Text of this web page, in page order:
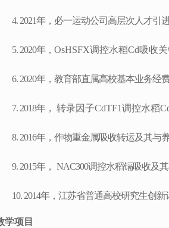
4. 2021年，必一运动公司高层次人才引
5. 2020年， OsHSFX调控水稻Cd吸收
6. 2020年，教育部直属高校基本业务经
7. 2018年， 转录因子CdTF1调控水稻
8. 2016年，作物重金属吸收转运及其与
9. 2015年， NAC300调控水稻镉吸收及
10. 2014年，江苏省普通高校研究生创新
学项目